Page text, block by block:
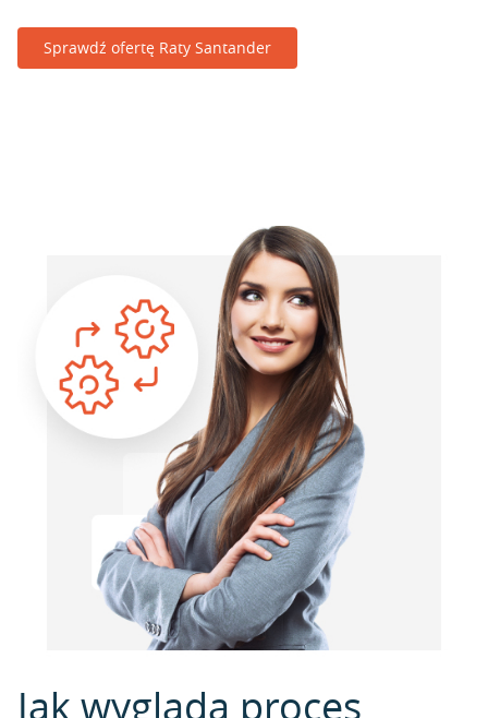
Sprawdź ofertę Raty Santander
Jak wygląda proces